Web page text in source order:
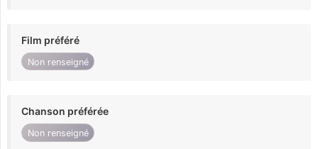
Film préféré
Non renseigné
Chanson préférée
Non renseigné